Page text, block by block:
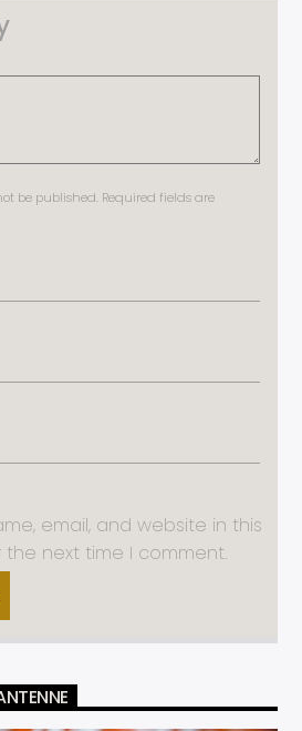
be published. Required fields are
email, and website in this
the next time I comment.